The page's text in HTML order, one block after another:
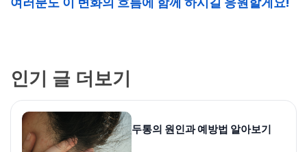
인기 글 더보기
두통의 원인과 예방법 알아보기